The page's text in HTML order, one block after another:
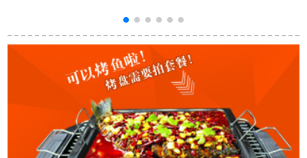
つける。
き折りたたみ畳式携
帯バーベキューセッ
ト3：小オーブン+ス
トレス鉄板焼ネット
+12種類の道具
炉長方形家庭用炭焼